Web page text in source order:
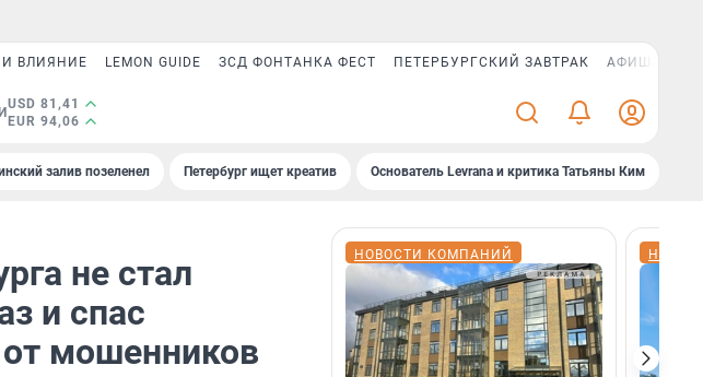
ВЛИЯНИЕ LEMON GUIDE ЗСД ФОНТАНКА ФЕСТ ПЕТЕРБУРГСКИЙ ЗАВТРАК АФИША PLUS
USD 81,41
EUR 94,06
залив позеленел Петербург ищет креатив Основатель Levrana и критика Татьяны Ким
не стал
и спас
мошенников
НОВОСТИ КОМПАНИЙ